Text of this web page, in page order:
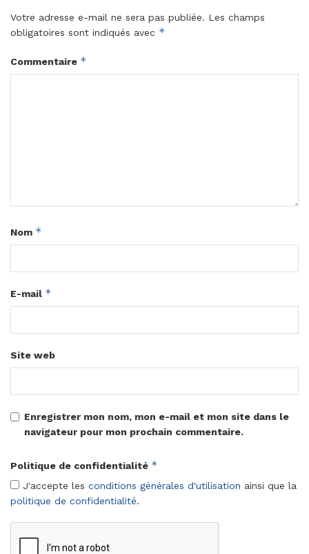
Votre adresse e-mail ne sera pas publiée. Les champs
obligatoires sont indiqués avec *
Commentaire *
Nom *
E-mail *
Site web
Enregistrer mon nom, mon e-mail et mon site dans le
navigateur pour mon prochain commentaire.
Politique de confidentialité *
J'accepte les conditions générales d'utilisation ainsi que la
politique de confidentialité.